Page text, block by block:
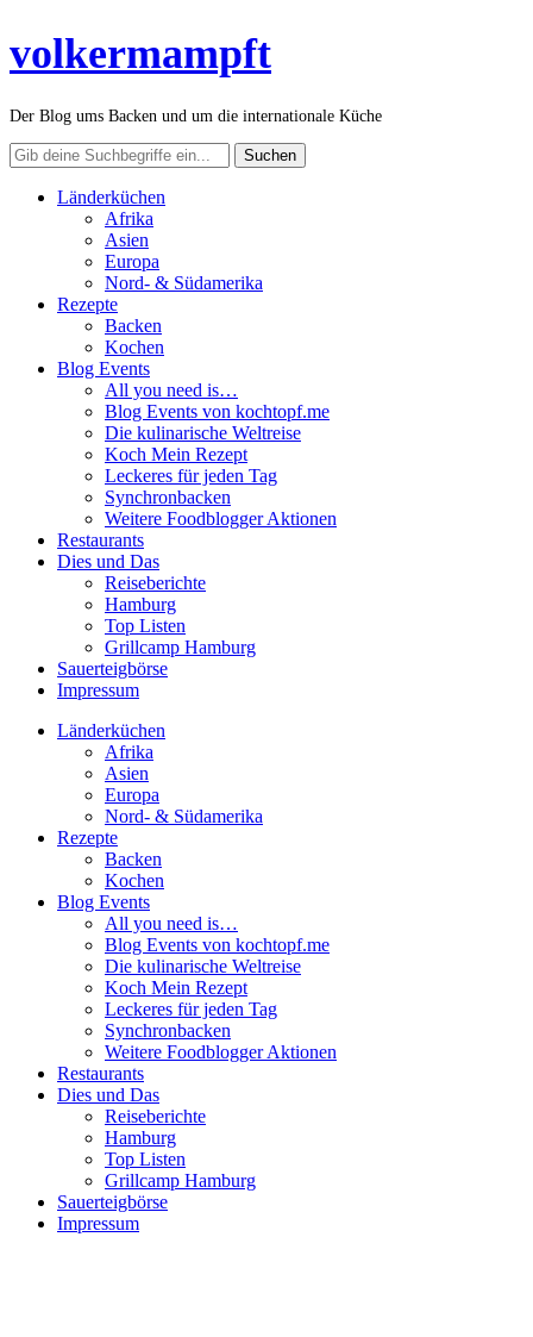
volkermampft
Der Blog ums Backen und um die internationale Küche
Länderküchen
Afrika
Asien
Europa
Nord- & Südamerika
Rezepte
Backen
Kochen
Blog Events
All you need is…
Blog Events von kochtopf.me
Die kulinarische Weltreise
Koch Mein Rezept
Leckeres für jeden Tag
Synchronbacken
Weitere Foodblogger Aktionen
Restaurants
Dies und Das
Reiseberichte
Hamburg
Top Listen
Grillcamp Hamburg
Sauerteigbörse
Impressum
Länderküchen
Afrika
Asien
Europa
Nord- & Südamerika
Rezepte
Backen
Kochen
Blog Events
All you need is…
Blog Events von kochtopf.me
Die kulinarische Weltreise
Koch Mein Rezept
Leckeres für jeden Tag
Synchronbacken
Weitere Foodblogger Aktionen
Restaurants
Dies und Das
Reiseberichte
Hamburg
Top Listen
Grillcamp Hamburg
Sauerteigbörse
Impressum